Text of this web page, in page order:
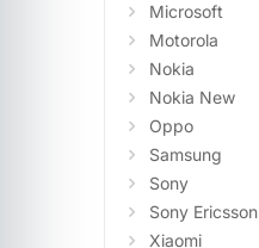
Microsoft
Motorola
Nokia
Nokia New
Oppo
Samsung
Sony
Sony Ericsson
Xiaomi